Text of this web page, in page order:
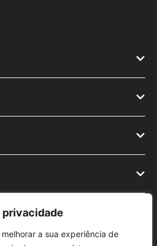
privacidade
a sua experiência de